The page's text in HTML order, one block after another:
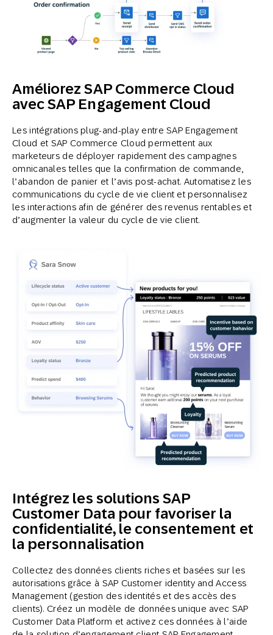
Améliorez SAP Commerce Cloud
avec SAP Engagement Cloud
Les intégrations plug-and-play entre SAP Engagement
Cloud et SAP Commerce Cloud permettent aux
marketeurs de déployer rapidement des campagnes
omnicanales telles que la confirmation de commande,
l’abandon de panier et l’avis post-achat. Automatisez les
communications du cycle de vie client et personnalisez
les interactions afin de générer des revenus rentables et
d’augmenter la valeur du cycle de vie client.
Intégrez les solutions SAP
Customer Data pour favoriser la
confidentialité, le consentement et
la personnalisation
Collectez des données clients riches et basées sur les
autorisations grâce à SAP Customer identity and Access
Management (gestion des identités et des accès des
clients). Créez un modèle de données unique avec SAP
Customer Data Platform et activez ces données à l’aide